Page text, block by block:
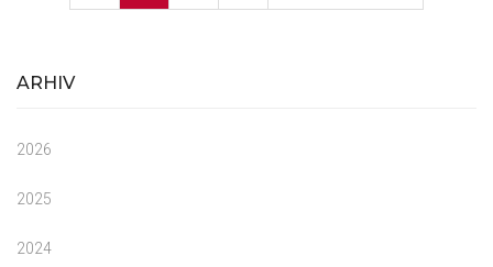
ARHIV
2026
2025
2024